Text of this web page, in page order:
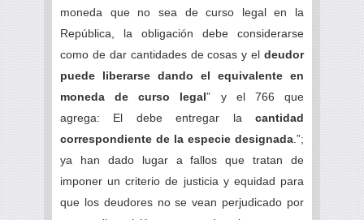
moneda que no sea de curso legal en la
República, la obligación debe considerarse
como de dar cantidades de cosas y el deudor
puede liberarse dando el equivalente en
moneda de curso legal” y el 766 que
agrega: El debe entregar la cantidad
correspondiente de la especie designada .”;
ya han dado lugar a fallos que tratan de
imponer un criterio de justicia y equidad para
que los deudores no se vean perjudicado por